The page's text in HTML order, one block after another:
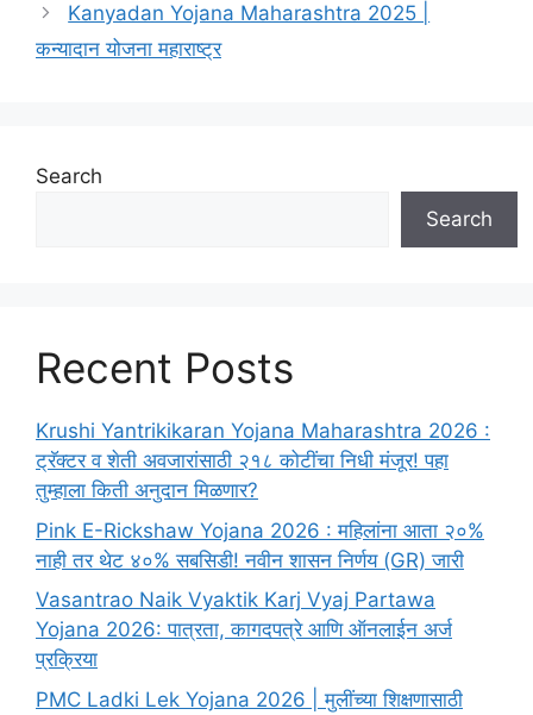
Kanyadan Yojana Maharashtra 2025 |
कन्यादान योजना महाराष्ट्र
Search
Search
Recent Posts
Krushi Yantrikikaran Yojana Maharashtra 2026 :
ट्रॅक्टर व शेती अवजारांसाठी २१८ कोटींचा निधी मंजूर! पहा
तुम्हाला किती अनुदान मिळणार?
Pink E-Rickshaw Yojana 2026 : महिलांना आता २०%
नाही तर थेट ४०% सबसिडी! नवीन शासन निर्णय (GR) जारी
Vasantrao Naik Vyaktik Karj Vyaj Partawa
Yojana 2026: पात्रता, कागदपत्रे आणि ऑनलाईन अर्ज
प्रक्रिया
PMC Ladki Lek Yojana 2026 | मुलींच्या शिक्षणासाठी